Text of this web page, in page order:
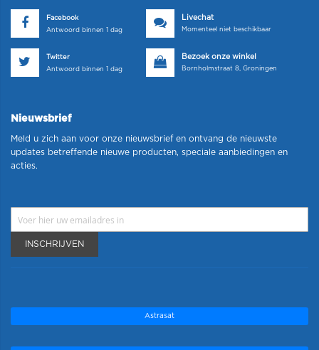
Facebook
Antwoord binnen 1 dag
Livechat
Momenteel niet beschikbaar
Twitter
Antwoord binnen 1 dag
Bezoek onze winkel
Bornholmstraat 8, Groningen
Nieuwsbrief
Meld u zich aan voor onze nieuwsbrief en ontvang de nieuwste
updates betreffende nieuwe producten, speciale aanbiedingen en
acties.
INSCHRIJVEN
Astrasat